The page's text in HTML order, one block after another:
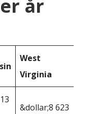
år
West
Virginia
&dollar;8 623